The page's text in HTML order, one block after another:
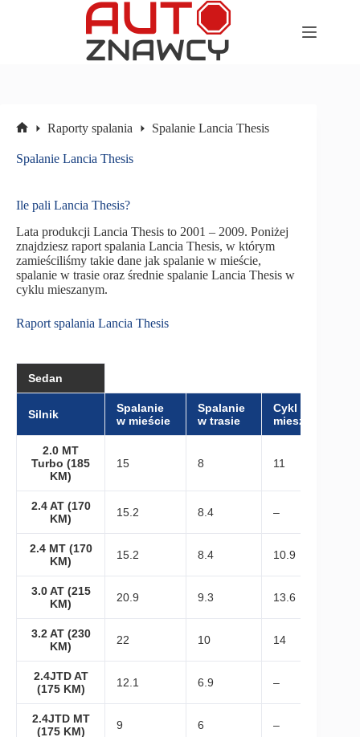
główna
Raporty spalania Spalanie Lancia Thesis
Spalanie Lancia Thesis
Ile pali Lancia Thesis?
Lata produkcji Lancia Thesis to 2001 – 2009. Poniżej
znajdziesz raport spalania Lancia Thesis, w którym
zamieściliśmy takie dane jak spalanie w mieście,
spalanie w trasie oraz średnie spalanie Lancia Thesis w
cyklu mieszanym.
Raport spalania Lancia Thesis
Sedan
Silnik
Spalanie
w mieście
Spalanie
w trasie
Cykl
mieszany
2.0 MT
Turbo (185
KM)
15 8 11
2.4 AT (170
KM)
15.2 8.4 –
2.4 MT (170
KM)
15.2 8.4 10.9
3.0 AT (215
KM)
20.9 9.3 13.6
3.2 AT (230
KM)
22 10 14
2.4JTD AT
(175 KM)
12.1 6.9 –
2.4JTD MT
(175 KM)
9 6 –